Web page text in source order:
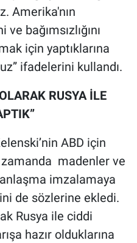
Amerika'nın
bağımsızlığını
için yaptıklarına
ifadelerini kullandı.
RUSYA İLE
ABD için
madenler ve
imzalamaya
de sözlerine ekledi.
Rusya ile ciddi
hazır olduklarına